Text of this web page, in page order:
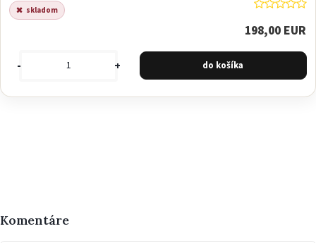
198,00 EUR
skladom
- +
Komentáre